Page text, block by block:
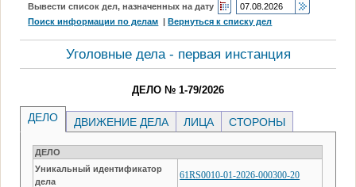
Вывести список дел, назначенных на дату
Поиск информации по делам |Вернуться к списку дел
Уголовные дела - первая инстанция
ДЕЛО № 1-79/2026
ДЕЛО ДВИЖЕНИЕ ДЕЛА ЛИЦА СТОРОНЫ
ДЕЛО
Уникальный идентификатор
дела
61RS0010-01-2026-000300-20